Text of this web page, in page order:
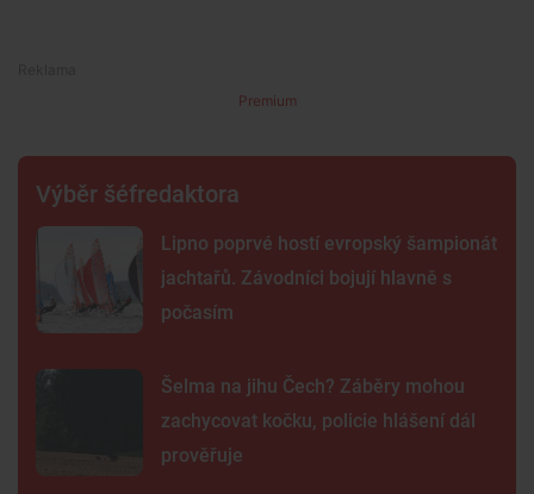
Premium
Výběr šéfredaktora
Lipno poprvé hostí evropský šampionát
jachtařů. Závodníci bojují hlavně s
počasím
Šelma na jihu Čech? Záběry mohou
zachycovat kočku, policie hlášení dál
prověřuje